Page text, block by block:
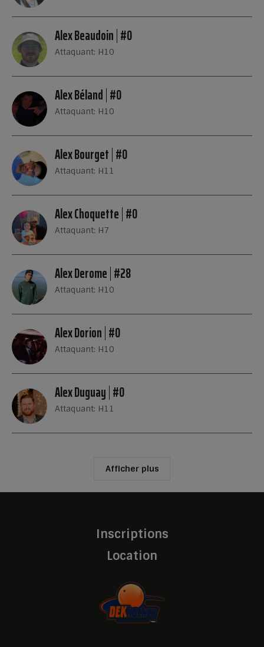
Alex Beaudoin #0
Attaquant: H10
Alex Béland #0
Attaquant: H10
Alex Bourget #0
Attaquant: H11
Alex Choquette #0
Attaquant: H7
Alex Derome #28
Attaquant: H10
Alex Dorion #0
Attaquant: H10
Alex Duguay #0
Attaquant: H11
Afficher plus
Inscriptions
Location